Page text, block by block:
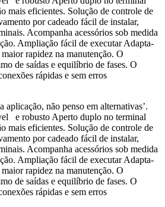
mais eficientes. Solução de controle de
por cadeado fácil de instalar,
Acompanha acessórios sob medida
Ampliação fácil de executar Adapta-
rapidez na manutenção. O
de saídas e equilíbrio de fases. O
rápidas e sem erros
não penso em alternativas’.
e robusto Aperto duplo no terminal
mais eficientes. Solução de controle de
por cadeado fácil de instalar,
Acompanha acessórios sob medida
Ampliação fácil de executar Adapta-
rapidez na manutenção. O
de saídas e equilíbrio de fases. O
rápidas e sem erros